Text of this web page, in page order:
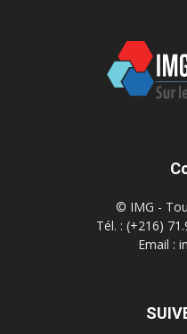
© IMG -
Tél. : (+216)
Email :